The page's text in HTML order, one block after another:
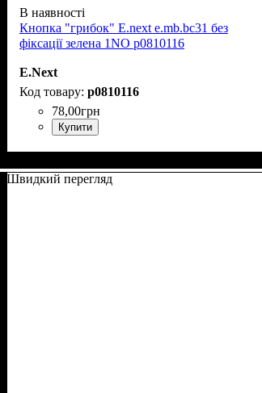
В наявності
Кнопка "грибок" E.next e.mb.bc31 без
фіксації зелена 1NO p0810116
E.Next
p0810116
78,00грн
Купити
Швидкий перегляд